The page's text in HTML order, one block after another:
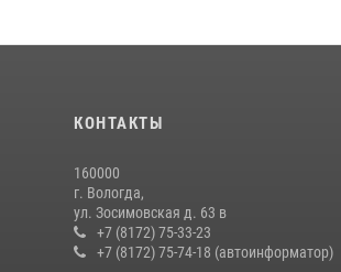
КОНТАКТЫ
160000
г. Вологда,
ул. Зосимовская д. 63 в
+7 (8172) 75-33-23
+7 (8172) 75-74-18 (автоинформатор)